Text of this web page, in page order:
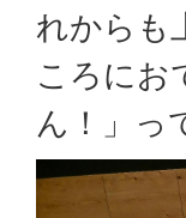
れからも
ころにお
ん！」っ